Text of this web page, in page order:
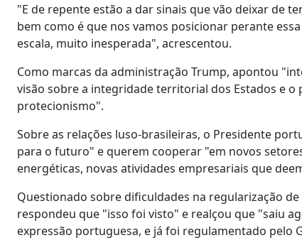
"E de repente estão a dar sinais que vão deixar de
bem como é que nos vamos posicionar perante
escala, muito inesperada", acrescentou.
Como marcas da administração Trump, apontou
visão sobre a integridade territorial dos Estados e
protecionismo".
Sobre as relações luso-brasileiras, o Presidente
para o futuro" e querem cooperar "em novos
energéticas, novas atividades empresariais que
Questionado sobre dificuldades na regularização
respondeu que "isso foi visto" e realçou que "saiu
expressão portuguesa, e já foi regulamentado pelo